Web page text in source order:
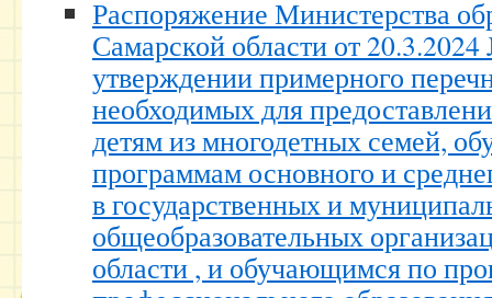
Распоряжение Министерства
Самарской области от
утверждении примерного
необходимых для
детям из многодетных семей,
программам основного и
в государственных и
общеобразовательных
области , и обучающимся по